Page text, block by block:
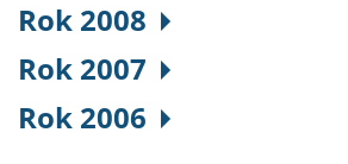
Rok 2008
Rok 2007
Rok 2006